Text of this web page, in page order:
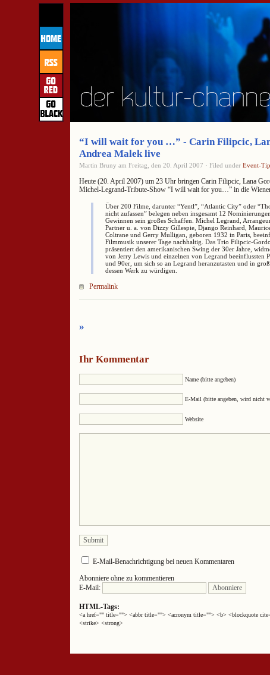
“I will wait for you …” - Carin Filipcic,
Andrea Malek live
Martin Bruny am Freitag, den 20. April 2007 · Filed under Event-
Heute (20. April 2007) um 23 Uhr bringen Carin Filipcic, Lana
Michel-Legrand-Tribute-Show “I will wait for you…” in die
Über 200 Filme, darunter “Yentl”, “Atlantic City” oder
nicht zufassen” belegen neben insgesamt 12
Gewinnen sein großes Schaffen. Michel Legrand,
Partner u. a. von Dizzy Gillespie, Django Reinhard,
Coltrane und Gerry Mulligan, geboren 1932 in Paris,
Filmmusik unserer Tage nachhaltig. Das Trio Filipcic-
präsentiert den amerikanischen Swing der 30er Jahre,
von Jerry Lewis und einzelnen von Legrand beeinflussten
und 90er, um sich so an Legrand heranzutasten und in
dessen Werk zu würdigen.
Permalink
»
Ihr Kommentar
Name (bitte angeben)
E-Mail (bitte angeben, wird nicht
Website
E-Mail-Benachrichtigung bei neuen Kommentaren
Abonniere ohne zu kommentieren
E-Mail:
HTML-Tags:
<a href="" title=""> <abbr title=""> <acronym title=""> <b> <blockquote
<strike> <strong>